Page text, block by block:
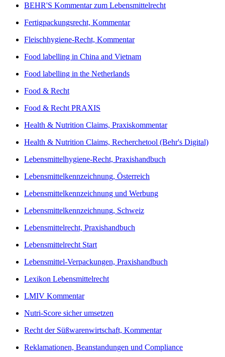
BEHR'S Kommentar zum Lebensmittelrecht
Fertigpackungsrecht, Kommentar
Fleischhygiene-Recht, Kommentar
Food labelling in China and Vietnam
Food labelling in the Netherlands
Food & Recht
Food & Recht PRAXIS
Health & Nutrition Claims, Praxiskommentar
Health & Nutrition Claims, Recherchetool (Behr's Digital)
Lebensmittelhygiene-Recht, Praxishandbuch
Lebensmittelkennzeichnung, Österreich
Lebensmittelkennzeichnung und Werbung
Lebensmittelkennzeichnung, Schweiz
Lebensmittelrecht, Praxishandbuch
Lebensmittelrecht Start
Lebensmittel-Verpackungen, Praxishandbuch
Lexikon Lebensmittelrecht
LMIV Kommentar
Nutri-Score sicher umsetzen
Recht der Süßwarenwirtschaft, Kommentar
Reklamationen, Beanstandungen und Compliance